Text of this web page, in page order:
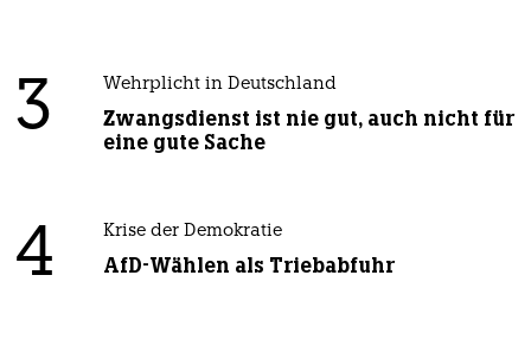
3 Wehrplicht in Deutschland
Zwangsdienst ist nie gut, auch nicht für
eine gute Sache
4 Krise der Demokratie
AfD-Wählen als Triebabfuhr